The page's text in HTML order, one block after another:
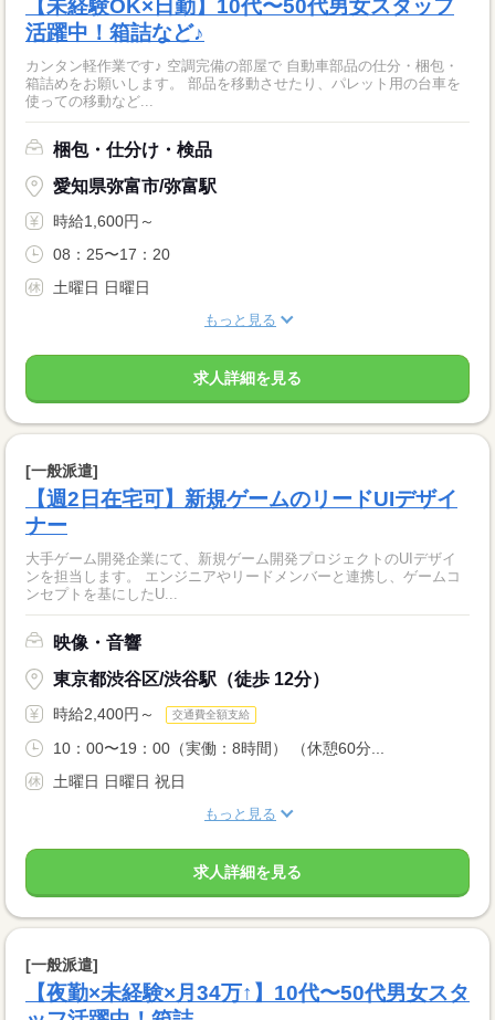
【未経験OK×日勤】10代〜50代男女スタッフ
活躍中！箱詰など♪
カンタン軽作業です♪ 空調完備の部屋で 自動車部品の仕分・梱包・
箱詰めをお願いします。 部品を移動させたり、パレット用の台車を
使っての移動など...
梱包・仕分け・検品
愛知県弥富市/弥富駅
時給1,600円～
08：25〜17：20
土曜日 日曜日
もっと見る
求人詳細を見る
[一般派遣]
【週2日在宅可】新規ゲームのリードUIデザイ
ナー
大手ゲーム開発企業にて、新規ゲーム開発プロジェクトのUIデザイ
ンを担当します。 エンジニアやリードメンバーと連携し、ゲームコ
ンセプトを基にしたU...
映像・音響
東京都渋谷区/渋谷駅（徒歩 12分）
時給2,400円～ 交通費全額支給
10：00〜19：00（実働：8時間） （休憩60分...
土曜日 日曜日 祝日
もっと見る
求人詳細を見る
[一般派遣]
【夜勤×未経験×月34万↑】10代〜50代男女スタ